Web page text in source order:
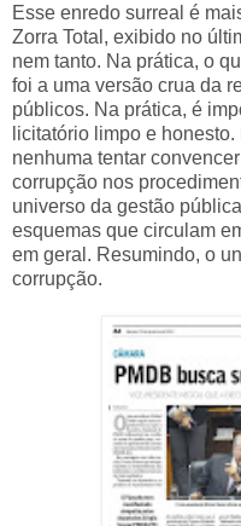
Esse enredo surreal é
Zorra Total, exibido no
nem tanto. Na prática, o
foi a uma versão crua da
públicos. Na prática, é
licitatório limpo e
nenhuma tentar
corrupção nos
universo da gestão
esquemas que circulam
em geral. Resumindo, o
corrupção.